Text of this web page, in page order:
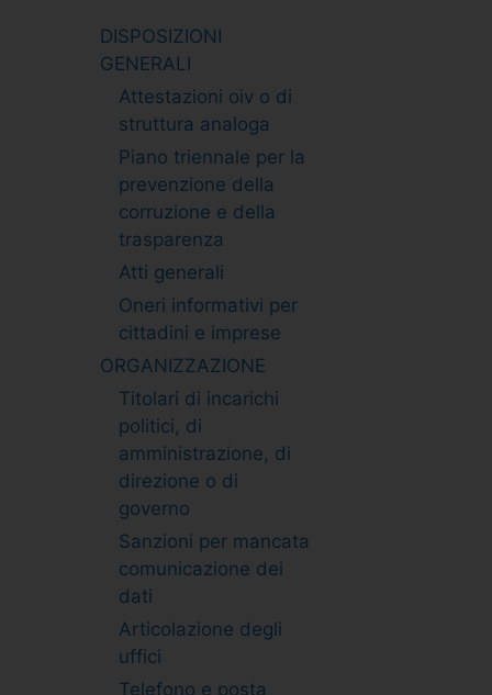
DISPOSIZIONI
GENERALI
Attestazioni oiv o di
struttura analoga
Piano triennale per la
prevenzione della
corruzione e della
trasparenza
Atti generali
Oneri informativi per
cittadini e imprese
ORGANIZZAZIONE
Titolari di incarichi
politici, di
amministrazione, di
direzione o di
governo
Sanzioni per mancata
comunicazione dei
dati
Articolazione degli
uffici
Telefono e posta